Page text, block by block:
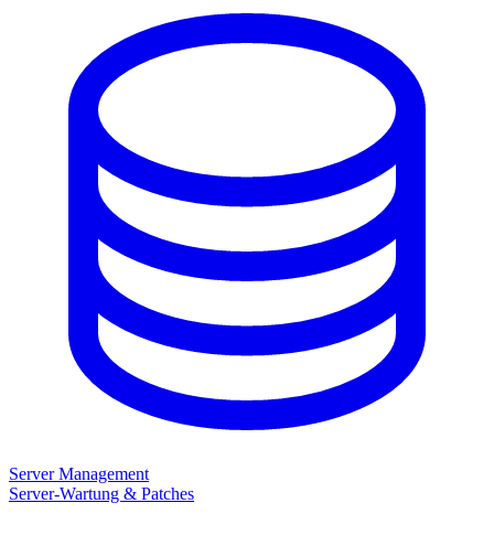
Server Management
Server-Wartung & Patches